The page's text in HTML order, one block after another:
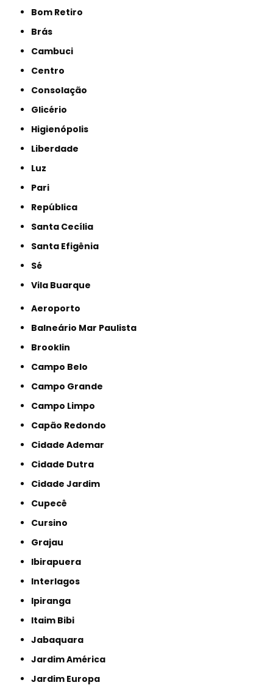
Bom Retiro
Brás
Cambuci
Centro
Consolação
Glicério
Higienópolis
Liberdade
Luz
Pari
República
Santa Cecília
Santa Efigênia
Sé
Vila Buarque
Aeroporto
Balneário Mar Paulista
Brooklin
Campo Belo
Campo Grande
Campo Limpo
Capão Redondo
Cidade Ademar
Cidade Dutra
Cidade Jardim
Cupecê
Cursino
Grajau
Ibirapuera
Interlagos
Ipiranga
Itaim Bibi
Jabaquara
Jardim América
Jardim Europa